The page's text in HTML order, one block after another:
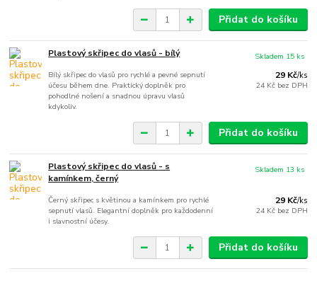
Přidat do košíku
Plastový skřipec do vlasů - bílý
Bílý skřipec do vlasů pro rychlé a pevné sepnutí
účesu během dne. Praktický doplněk pro
pohodlné nošení a snadnou úpravu vlasů
kdykoliv.
29 Kč/ks
24 Kč bez DPH
Skladem 15 ks
Přidat do košíku
Plastový skřipec do vlasů - s
kamínkem, černý
Černý skřipec s květinou a kamínkem pro rychlé
sepnutí vlasů. Elegantní doplněk pro každodenní
i slavnostní účesy.
29 Kč/ks
24 Kč bez DPH
Skladem 13 ks
Přidat do košíku